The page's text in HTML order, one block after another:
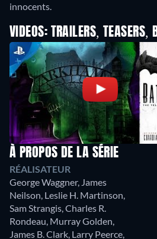
innocents.
VIDEOS: TRAILERS, TEASERS,
À PROPOS DE LA SÉRIE
RÉALISATEUR
George Waggner, James
Neilson Leslie H. Martinson
Sam Strangis Charles R.
Rondeau Murray Golden
James B. Clark Larry Peerce